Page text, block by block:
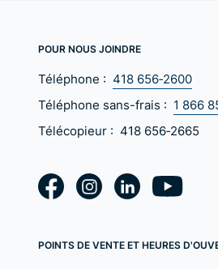
POUR NOUS JOINDRE
Téléphone : 418 656‑2600
Téléphone sans-frais : 1 866
Télécopieur : 418 656‑2665
POINTS DE VENTE ET HEURES